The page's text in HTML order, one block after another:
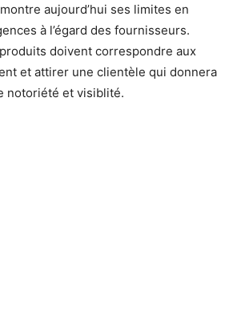
aujourd’hui ses limites en
à l’égard des fournisseurs.
doivent correspondre aux
et attirer une clientèle qui donnera
notoriété et visiblité.